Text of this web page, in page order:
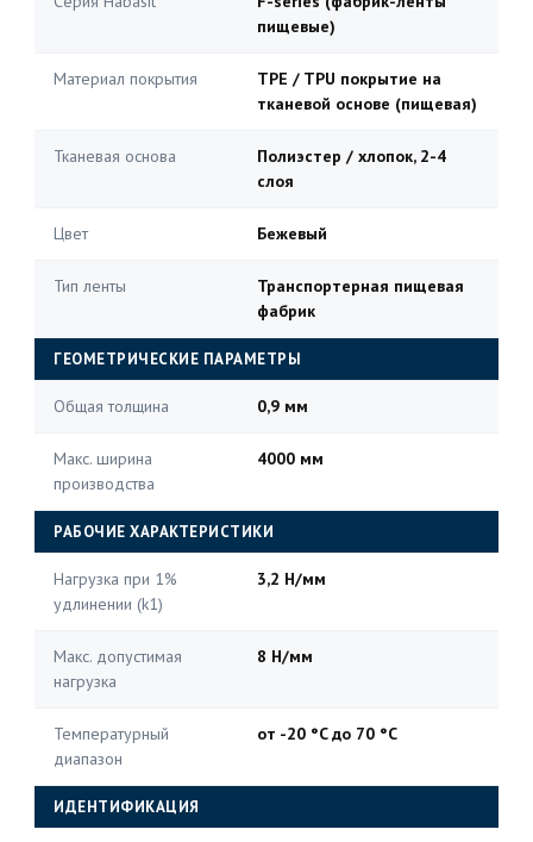
пищевые)
Материал покрытия
TPE / TPU покрытие на
тканевой основе (пищевая)
Тканевая основа
Полиэстер / хлопок, 2-4
слоя
Цвет Бежевый
Тип ленты
Транспортерная пищевая
фабрик
ГЕОМЕТРИЧЕСКИЕ ПАРАМЕТРЫ
Общая толщина 0,9 мм
Макс. ширина
производства
4000 мм
РАБОЧИЕ ХАРАКТЕРИСТИКИ
Нагрузка при 1%
удлинении (k1)
3,2 Н/мм
Макс. допустимая
нагрузка
8 Н/мм
Температурный
диапазон
от -20 °C до 70 °C
ИДЕНТИФИКАЦИЯ